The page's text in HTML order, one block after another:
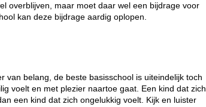
overblijven, maar moet daar wel een bijdrage voor
kan deze bijdrage aardig oplopen.
van belang, de beste basisschool is uiteindelijk toch
voelt en met plezier naartoe gaat. Een kind dat zich
een kind dat zich ongelukkig voelt. Kijk en luister